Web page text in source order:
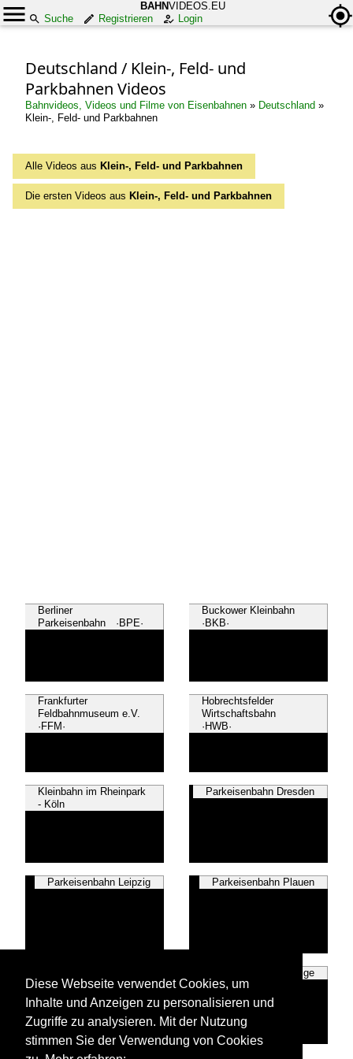
BAHNVIDEOS.EU
Suche
Registrieren Login
Deutschland / Klein-, Feld- und
Parkbahnen Videos
Bahnvideos, Videos und Filme von Eisenbahnen » Deutschland »
Klein-, Feld- und Parkbahnen
Alle Videos aus Klein-, Feld- und Parkbahnen
Die ersten Videos aus Klein-, Feld- und Parkbahnen
Berliner
Parkeisenbahn ·BPE·
Buckower Kleinbahn
·BKB·
Frankfurter
Feldbahnmuseum e.V.
·FFM·
Hobrechtsfelder
Wirtschaftsbahn
·HWB·
Kleinbahn im Rheinpark
- Köln
Parkeisenbahn Dresden
Parkeisenbahn Leipzig Parkeisenbahn Plauen
Muskau ·WEM·
~ Sonstige
Diese Webseite verwendet Cookies, um
Inhalte und Anzeigen zu personalisieren und
Zugriffe zu analysieren. Mit der Nutzung
stimmen Sie der Verwendung von Cookies